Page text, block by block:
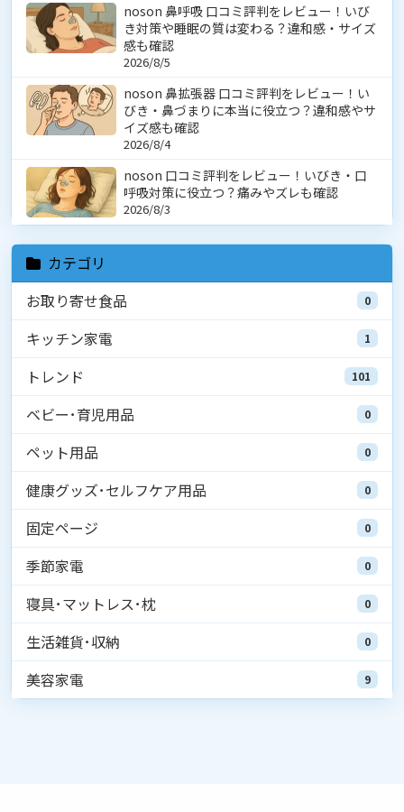
noson 鼻呼吸 口コミ評判をレビュー！いび
き対策や睡眠の質は変わる？違和感・サイズ
感も確認
2026/8/5
noson 鼻拡張器 口コミ評判をレビュー！い
びき・鼻づまりに本当に役立つ？違和感やサ
イズ感も確認
2026/8/4
noson 口コミ評判をレビュー！いびき・口
呼吸対策に役立つ？痛みやズレも確認
2026/8/3
カテゴリ
お取り寄せ食品
0
キッチン家電 1
トレンド 101
ベビー･育児用品 0
ペット用品 0
健康グッズ･セルフケア用品 0
固定ページ 0
季節家電 0
寝具･マットレス･枕 0
生活雑貨･収納 0
美容家電 9